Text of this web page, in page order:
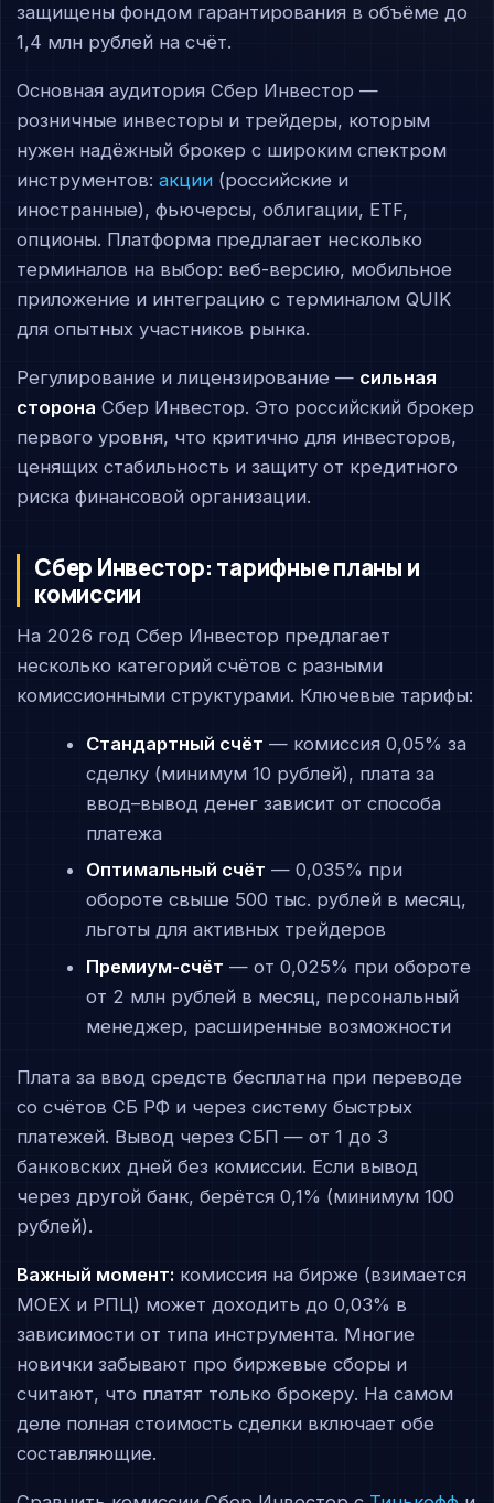
защищены фондом гарантирования в объёме до
1,4 млн рублей на счёт.
Основная аудитория Сбер Инвестор —
розничные инвесторы и трейдеры, которым
нужен надёжный брокер с широким спектром
инструментов:акции (российские и
иностранные), фьючерсы, облигации, ETF,
опционы. Платформа предлагает несколько
терминалов на выбор: веб-версию, мобильное
приложение и интеграцию с терминалом QUIK
для опытных участников рынка.
Регулирование и лицензирование — сильная
сторона Сбер Инвестор. Это российский брокер
первого уровня, что критично для инвесторов,
ценящих стабильность и защиту от кредитного
риска финансовой организации.
Сбер Инвестор: тарифные планы и
комиссии
На 2026 год Сбер Инвестор предлагает
несколько категорий счётов с разными
комиссионными структурами. Ключевые тарифы:
Стандартный счёт — комиссия 0,05% за
сделку (минимум 10 рублей), плата за
ввод–вывод денег зависит от способа
платежа
Оптимальный счёт — 0,035% при
обороте свыше 500 тыс. рублей в месяц,
льготы для активных трейдеров
Премиум-счёт — от 0,025% при обороте
от 2 млн рублей в месяц, персональный
менеджер, расширенные возможности
Плата за ввод средств бесплатна при переводе
со счётов СБ РФ и через систему быстрых
платежей. Вывод через СБП — от 1 до 3
банковских дней без комиссии. Если вывод
через другой банк, берётся 0,1% (минимум 100
рублей).
Важный момент: комиссия на бирже (взимается
MOEX и РПЦ) может доходить до 0,03% в
зависимости от типа инструмента. Многие
новички забывают про биржевые сборы и
считают, что платят только брокеру. На самом
деле полная стоимость сделки включает обе
составляющие.